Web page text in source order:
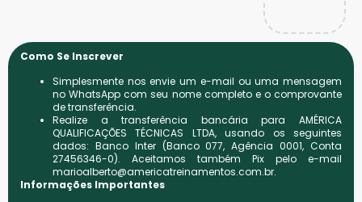
Como Se Inscrever
Simplesmente nos envie um e-mail ou uma mensagem
no WhatsApp com seu nome completo e o comprovante
de transferência.
Realize a transferência bancária para AMÉRICA
QUALIFICAÇÕES TÉCNICAS LTDA, usando os seguintes
dados: Banco Inter (Banco 077, Agência 0001, Conta
27456346-0). Aceitamos também Pix pelo e-mail
marioalberto@americatreinamentos.com.br.
Informações Importantes